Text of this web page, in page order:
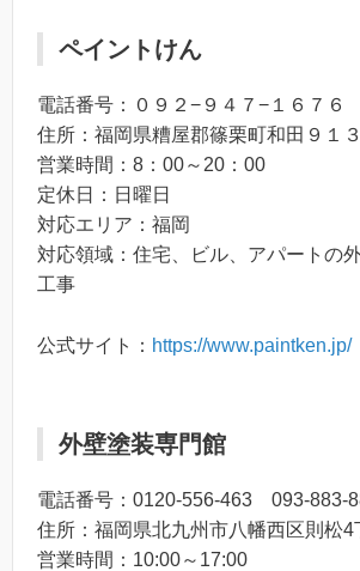
ペイントけん
電話番号：０９２−９４７−１６７６
住所：福岡県糟屋郡篠栗町和田９１
営業時間：8：00～20：00
定休日：日曜日
対応エリア：福岡
対応領域：住宅、ビル、アパートの
工事
公式サイト： https://www.paintken.jp/
外壁塗装専門館
電話番号：0120-556-463 093-883-
住所：福岡県北九州市八幡西区則松4
営業時間：10:00～17:00